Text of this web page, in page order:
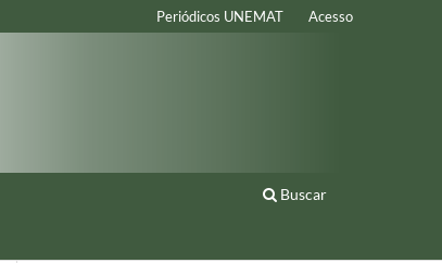
Buscar
Periódicos UNEMAT Acesso